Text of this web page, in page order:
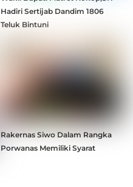
Hadiri Sertijab Dandim 1806
Teluk Bintuni
Rakernas Siwo Dalam Rangka
Porwanas Memiliki Syarat